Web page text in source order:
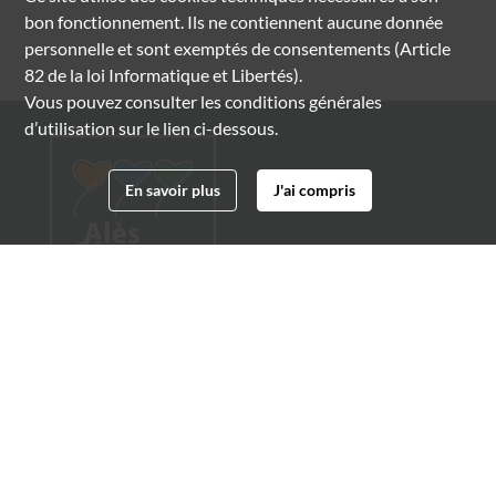
bon fonctionnement. Ils ne contiennent aucune donnée
personnelle et sont exemptés de consentements (Article
82 de la loi Informatique et Libertés).
Vous pouvez consulter les conditions générales
d’utilisation sur le lien ci-dessous.
En savoir plus J'ai compris